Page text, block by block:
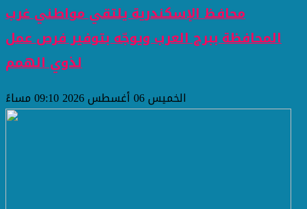
محافظ الإسكندرية يلتقي مواطني غرب
المحافظة ببرج العرب ويوجّه بتوفير فرص عمل
لذوي الهمم
الخميس 06 أغسطس 2026 09:10 مساءً